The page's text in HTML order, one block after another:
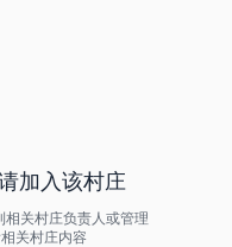
加入该村庄
相关村庄负责人或管理
关村庄内容